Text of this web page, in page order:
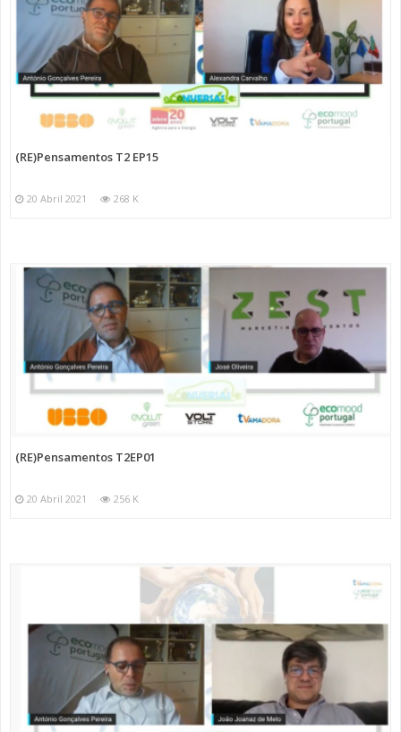
(RE)Pensamentos T2 EP15
20 Abril 2021 268 K
(RE)Pensamentos T2EP01
20 Abril 2021 256 K